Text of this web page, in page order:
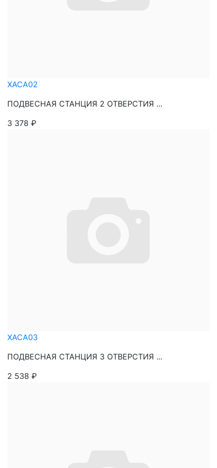
XACA02
ПОДВЕСНАЯ СТАНЦИЯ 2 ОТВЕРСТИЯ ...
3 378 ₽
XACA03
ПОДВЕСНАЯ СТАНЦИЯ 3 ОТВЕРСТИЯ ...
2 538 ₽